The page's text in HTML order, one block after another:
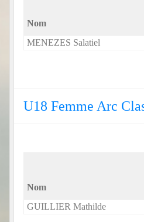
Nom
MENEZES Salatiel
U18 Femme Arc
Nom
GUILLIER Mathilde